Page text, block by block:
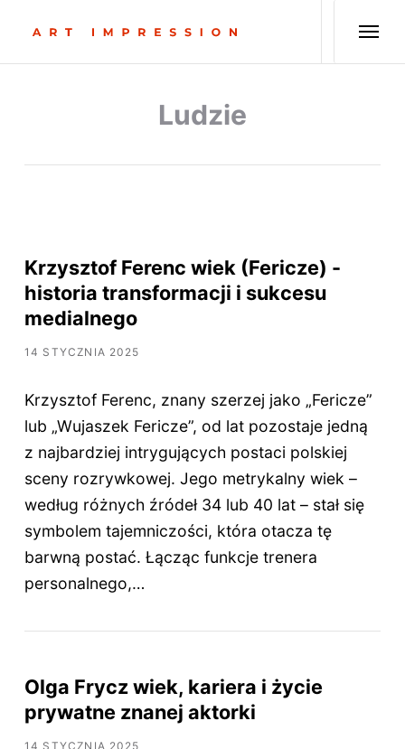
Ludzie
Krzysztof Ferenc wiek (Fericze) -
historia transformacji i sukcesu
medialnego
14 STYCZNIA 2025
Krzysztof Ferenc, znany szerzej jako „Fericze”
lub „Wujaszek Fericze”, od lat pozostaje jedną
z najbardziej intrygujących postaci polskiej
sceny rozrywkowej. Jego metrykalny wiek –
według różnych źródeł 34 lub 40 lat – stał się
symbolem tajemniczości, która otacza tę
barwną postać. Łącząc funkcje trenera
personalnego,…
Olga Frycz wiek, kariera i życie
prywatne znanej aktorki
14 STYCZNIA 2025